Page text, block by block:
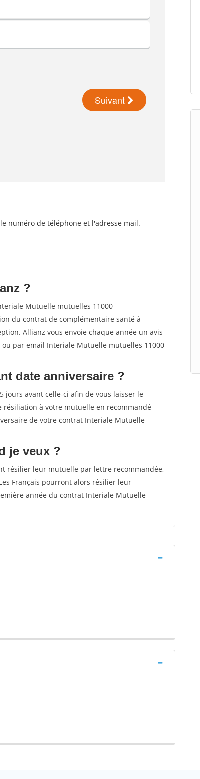
numéro de téléphone et l'adresse mail.
?
Mutuelle mutuelles 11000
du contrat de complémentaire santé à
Allianz vous envoie chaque année un avis
par email Interiale Mutuelle mutuelles 11000
date anniversaire ?
jours avant celle-ci afin de vous laisser le
résiliation à votre mutuelle en recommandé
de votre contrat Interiale Mutuelle
je veux ?
résilier leur mutuelle par lettre recommandée,
Français pourront alors résilier leur
année du contrat Interiale Mutuelle